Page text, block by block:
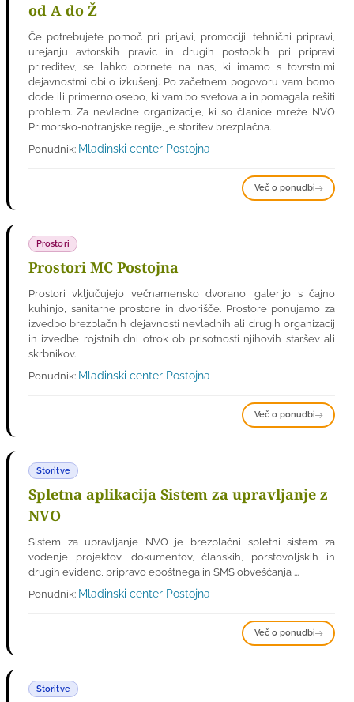
od A do Ž
Če potrebujete pomoč pri prijavi, promociji, tehnični pripravi,
urejanju avtorskih pravic in drugih postopkih pri pripravi
prireditev, se lahko obrnete na nas, ki imamo s tovrstnimi
dejavnostmi obilo izkušenj. Po začetnem pogovoru vam bomo
dodelili primerno osebo, ki vam bo svetovala in pomagala rešiti
problem. Za nevladne organizacije, ki so članice mreže NVO
Primorsko-notranjske regije, je storitev brezplačna.
Ponudnik: Mladinski center Postojna
Več o ponudbi
Prostori
Prostori MC Postojna
Prostori vključujejo večnamensko dvorano, galerijo s čajno
kuhinjo, sanitarne prostore in dvorišče. Prostore ponujamo za
izvedbo brezplačnih dejavnosti nevladnih ali drugih organizacij
in izvedbe rojstnih dni otrok ob prisotnosti njihovih staršev ali
skrbnikov.
Ponudnik: Mladinski center Postojna
Več o ponudbi
Storitve
Spletna aplikacija Sistem za upravljanje z
NVO
Sistem za upravljanje NVO je brezplačni spletni sistem za
vodenje projektov, dokumentov, članskih, porstovoljskih in
drugih evidenc, pripravo epoštnega in SMS obveščanja ...
Ponudnik: Mladinski center Postojna
Več o ponudbi
Storitve